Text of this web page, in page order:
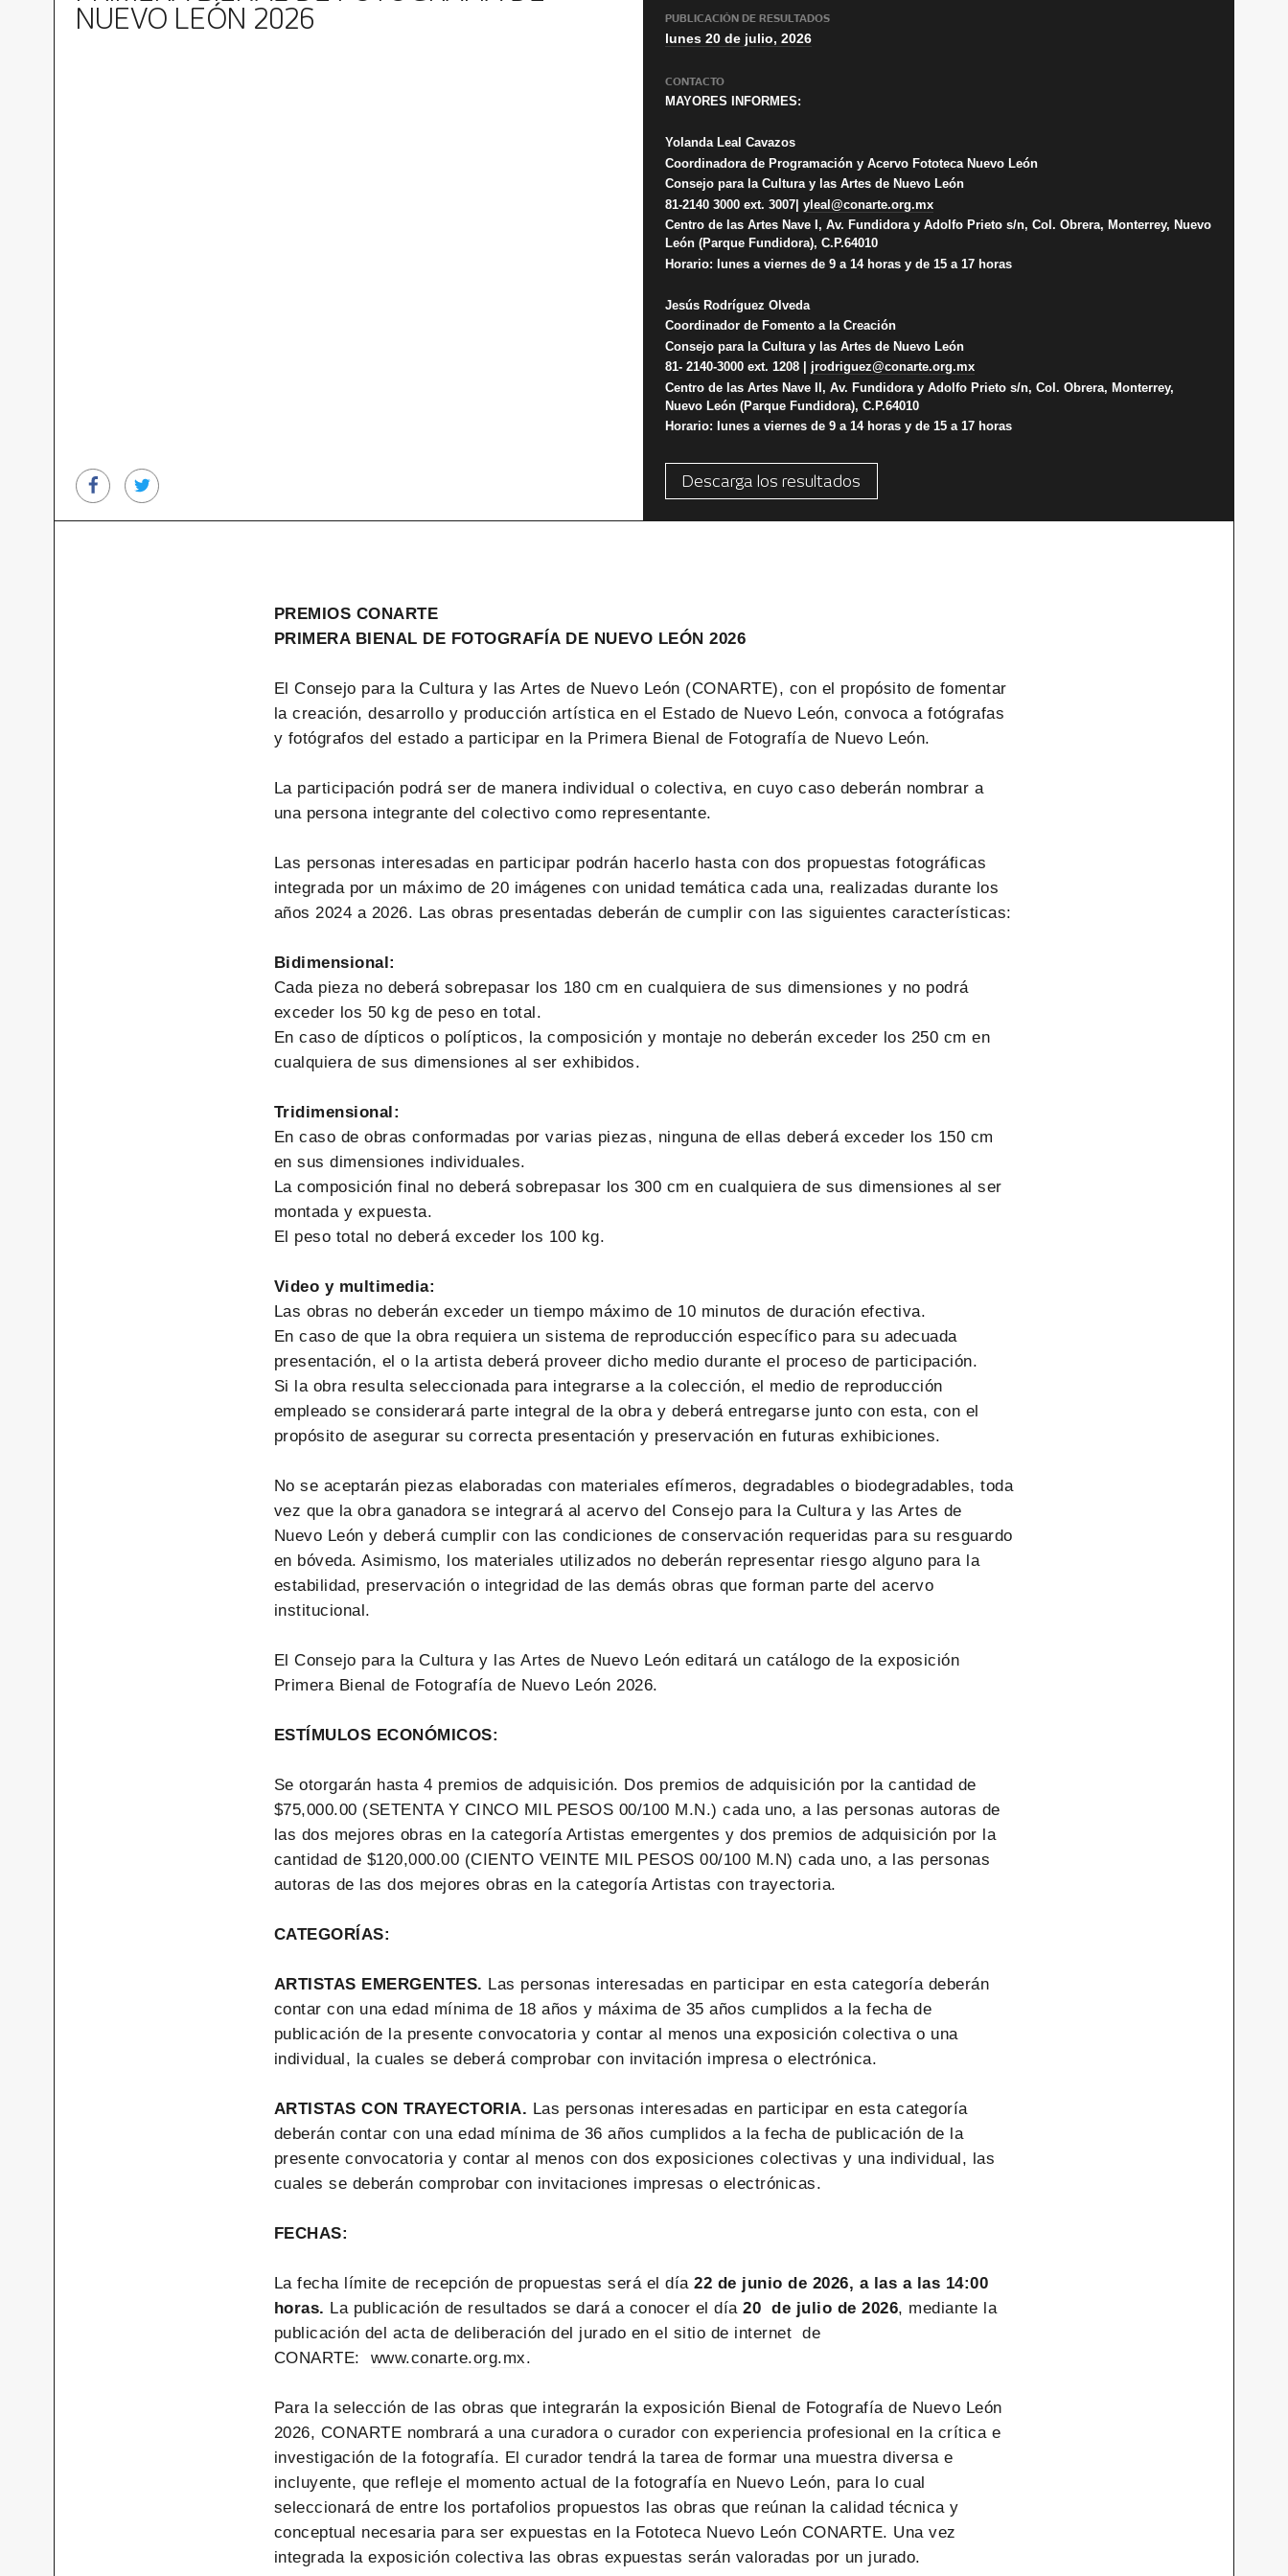
NUEVO LEÓN 2026
PUBLICACIÓN DE RESULTADOS
lunes 20 de julio, 2026
CONTACTO
MAYORES INFORMES:
Yolanda Leal Cavazos
Coordinadora de Programación y Acervo Fototeca Nuevo León
Consejo para la Cultura y las Artes de Nuevo León
81-2140 3000 ext. 3007|yleal@conarte.org.mx
Centro de las Artes Nave I, Av. Fundidora y Adolfo Prieto s/n, Col. Obrera, Monterrey, Nuevo
León (Parque Fundidora), C.P.64010
Horario: lunes a viernes de 9 a 14 horas y de 15 a 17 horas
Jesús Rodríguez Olveda
Coordinador de Fomento a la Creación
Consejo para la Cultura y las Artes de Nuevo León
81- 2140-3000 ext. 1208 | jrodriguez@conarte.org.mx
Centro de las Artes Nave II, Av. Fundidora y Adolfo Prieto s/n, Col. Obrera, Monterrey,
Nuevo León (Parque Fundidora), C.P.64010
Horario: lunes a viernes de 9 a 14 horas y de 15 a 17 horas
Descarga los resultados
PREMIOS CONARTE
PRIMERA BIENAL DE FOTOGRAFÍA DE NUEVO LEÓN2026
El Consejo para la Cultura y las Artes de Nuevo León (CONARTE), con el propósito de fomentar
la creación, desarrollo y producción artística en el Estado de Nuevo León, convoca a fotógrafas
y fotógrafos del estado a participar en la Primera Bienal de Fotografía de Nuevo León.
La participación podrá ser de manera individual o colectiva, en cuyo caso deberán nombrar a
una persona integrante del colectivo como representante.
Las personas interesadas en participar podrán hacerlo hasta con dos propuestas fotográficas
integrada por un máximo de 20 imágenes con unidad temática cada una, realizadas durante los
años 2024 a 2026. Las obras presentadas deberán de cumplir con las siguientes características:
Bidimensional:
Cada pieza no deberá sobrepasar los 180 cm en cualquiera de sus dimensiones y no podrá
exceder los 50 kg de peso en total.
En caso de dípticos o polípticos, la composición y montaje no deberán exceder los 250 cm en
cualquiera de sus dimensiones al ser exhibidos.
Tridimensional:
En caso de obras conformadas por varias piezas, ninguna de ellas deberá exceder los 150 cm
en sus dimensiones individuales.
La composición final no deberá sobrepasar los 300 cm en cualquiera de sus dimensiones al ser
montada y expuesta.
El peso total no deberá exceder los 100 kg.
Video y multimedia:
Las obras no deberán exceder un tiempo máximo de 10 minutos de duración efectiva.
En caso de que la obra requiera un sistema de reproducción específico para su adecuada
presentación, el o la artista deberá proveer dicho medio durante el proceso de participación.
Si la obra resulta seleccionada para integrarse a la colección, el medio de reproducción
empleado se considerará parte integral de la obra y deberá entregarse junto con esta, con el
propósito de asegurar su correcta presentación y preservación en futuras exhibiciones.
No se aceptarán piezas elaboradas con materiales efímeros, degradables o biodegradables, toda
vez que la obra ganadora se integrará al acervo del Consejo para la Cultura y las Artes de
Nuevo León y deberá cumplir con las condiciones de conservación requeridas para su resguardo
en bóveda. Asimismo, los materiales utilizados no deberán representar riesgo alguno para la
estabilidad, preservación o integridad de las demás obras que forman parte del acervo
institucional.
El Consejo para la Cultura y las Artes de Nuevo León editará un catálogo de la exposición
Primera Bienal de Fotografía de Nuevo León 2026.
ESTÍMULOS ECONÓMICOS:
Se otorgarán hasta 4 premios de adquisición. Dos premios de adquisición por la cantidad de
$75,000.00 (SETENTA Y CINCO MIL PESOS 00/100 M.N.) cada uno, a las personas autoras de
las dos mejores obras en la categoría Artistas emergentes y dos premios de adquisición por la
cantidad de $120,000.00 (CIENTO VEINTE MIL PESOS 00/100 M.N) cada uno, a las personas
autoras de las dos mejores obras en la categoría Artistas con trayectoria.
CATEGORÍAS:
ARTISTAS EMERGENTES. Las personas interesadas en participar en esta categoría deberán
contar con una edad mínima de 18 años y máxima de 35 años cumplidos a la fecha de
publicación de la presente convocatoria y contar al menos una exposición colectiva o una
individual, la cuales se deberá comprobar con invitación impresa o electrónica.
ARTISTAS CON TRAYECTORIA. Las personas interesadas en participar en esta categoría
deberán contar con una edad mínima de 36 años cumplidos a la fecha de publicación de la
presente convocatoria y contar al menos con dos exposiciones colectivas y una individual, las
cuales se deberán comprobar con invitaciones impresas o electrónicas.
FECHAS:
La fecha límite de recepción de propuestas será el día22 de junio de 2026, a las a las 14:00
horas. La publicación de resultados se dará a conocer el día20 de julio de 2026, mediante la
publicación del acta de deliberación del jurado en el sitio de internet de
CONARTE: www.conarte.org.mx.
Para la selección de las obras que integrarán la exposición Bienal de Fotografía de Nuevo León
2026, CONARTE nombrará a una curadora o curador con experiencia profesional en la crítica e
investigación de la fotografía. El curador tendrá la tarea de formar una muestra diversa e
incluyente, que refleje el momento actual de la fotografía en Nuevo León, para lo cual
seleccionará de entre los portafolios propuestos las obras que reúnan la calidad técnica y
conceptual necesaria para ser expuestas en la Fototeca Nuevo León CONARTE. Una vez
integrada la exposición colectiva las obras expuestas serán valoradas por un jurado.